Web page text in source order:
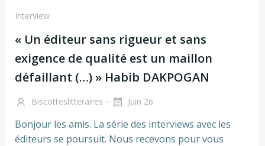
Interview
« Un éditeur sans rigueur et sans
exigence de qualité est un maillon
défaillant (…) » Habib DAKPOGAN
Biscotteslitteraires - Juin 26
Bonjour les amis. La série des interviews avec les
éditeurs se poursuit. Nous recevons pour vous